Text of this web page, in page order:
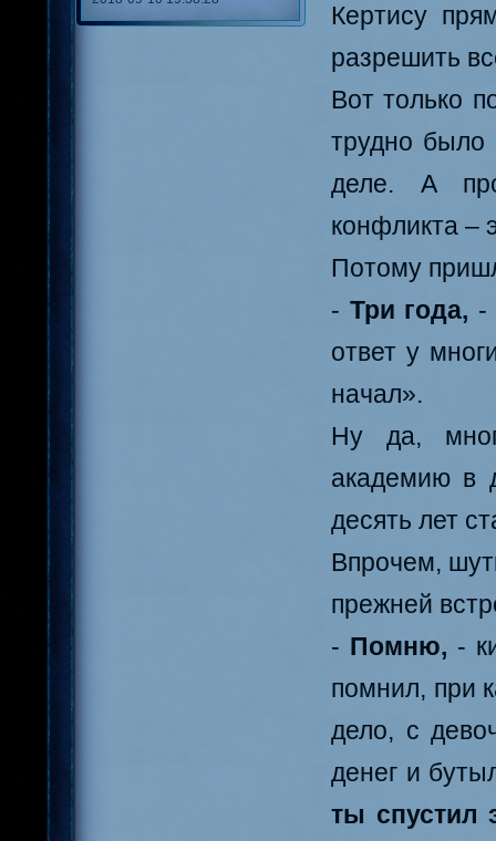
Кертису
разрешить
Вот только
трудно было
деле. А
конфликта –
Потому
- Три года, -
ответ у
начал».
Ну да,
академию в
десять лет
Впрочем,
прежней
- Помню, -
помнил, при
дело, с
денег и
ты спустил